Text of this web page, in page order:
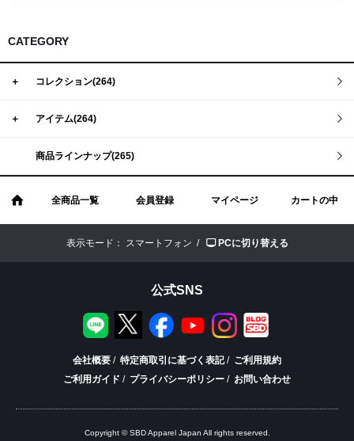
CATEGORY
＋ コレクション(264)
＋ アイテム(264)
商品ラインナップ(265)
全商品一覧 会員登録 マイページ カートの中
表示モード： スマートフォン / PCに切り替える
公式SNS
会社概要 / 特定商取引に基づく表記/ ご利用規約
ご利用ガイド / プライバシーポリシー / お問い合わせ
Copyright © SBD Apparel Japan All rights reserved.